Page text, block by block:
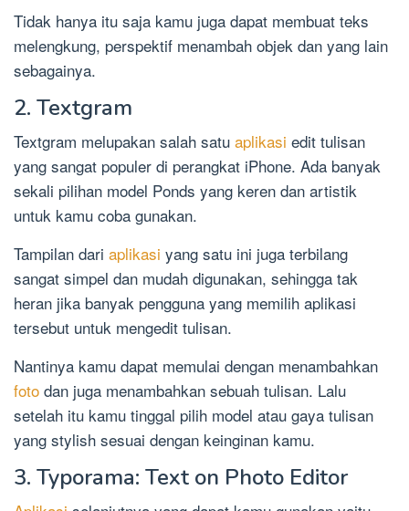
Tidak hanya itu saja kamu juga dapat membuat teks
melengkung, perspektif menambah objek dan yang lain
sebagainya.
2. Textgram
Textgram melupakan salah satu aplikasi edit tulisan
yang sangat populer di perangkat iPhone. Ada banyak
sekali pilihan model Ponds yang keren dan artistik
untuk kamu coba gunakan.
Tampilan dari aplikasi yang satu ini juga terbilang
sangat simpel dan mudah digunakan, sehingga tak
heran jika banyak pengguna yang memilih aplikasi
tersebut untuk mengedit tulisan.
Nantinya kamu dapat memulai dengan menambahkan
foto dan juga menambahkan sebuah tulisan. Lalu
setelah itu kamu tinggal pilih model atau gaya tulisan
yang stylish sesuai dengan keinginan kamu.
3. Typorama: Text on Photo Editor